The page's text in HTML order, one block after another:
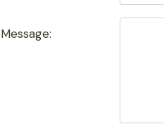
Message: